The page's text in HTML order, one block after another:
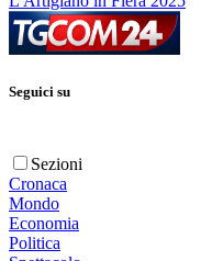
Seguici su
Sezioni
Cronaca
Mondo
Economia
Politica